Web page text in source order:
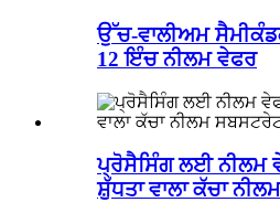
ਉੱਚ-ਵਾਲੀਅਮ
12 ਇੰਚ ਨੀਲਮ ਵੇਫਰ
ਪ੍ਰੋਸੈਸਿੰਗ ਲਈ ਨੀਲਮ
ਸ਼ੁੱਧਤਾ ਵਾਲਾ ਕੱਚਾ